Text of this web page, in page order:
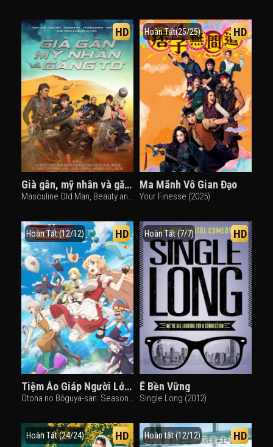
HD
Già gân, mỹ nhân và găng tơ
Masculine Old Man, Beauty and Gangsters (2015)
Hoàn Tất(25/25) HD
Ma Mãnh Vô Gian Đạo
Your Finesse (2025)
Hoàn Tất (12/12) HD
Tiệm Áo Giáp Người Lớn Mùa 2
Otona no Bōguya-san: Season 2 (2021)
Hoàn Tất (7/7) HD
Ế Bền Vững
Single Long (2012)
Hoàn Tất (24/24)
HD
Hoàn tất (12/12) HD